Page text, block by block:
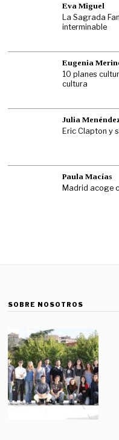
Eva Miguel
La Sagrada
interminable
Eugenia
10 planes
cultura
Julia
Eric Clapton y
Paula Macías
Madrid acoge
SOBRE NOSOTROS